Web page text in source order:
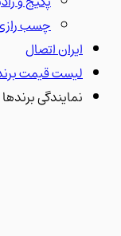
چسب رازی
ایران اتصال
لیست قیمت برندها
نمایندگی برندها